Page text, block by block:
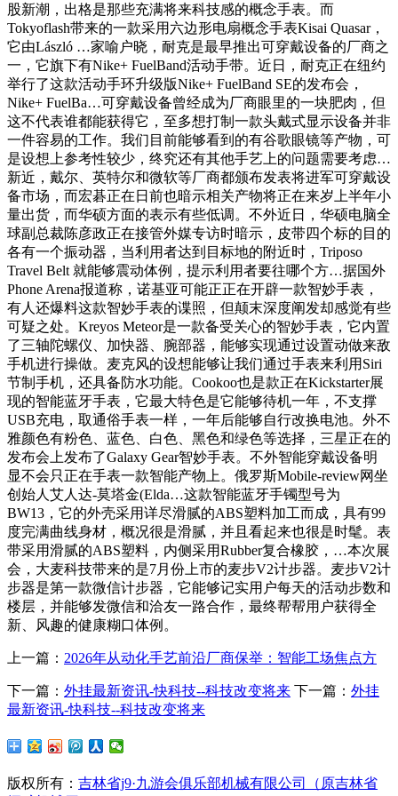
股新潮，出格是那些充满将来科技感的概念手表。而
Tokyoflash带来的一款采用六边形电扇概念手表Kisai Quasar，
它由László …家喻户晓，耐克是最早推出可穿戴设备的厂商之
一，它旗下有Nike+ FuelBand活动手带。近日，耐克正在纽约
举行了这款活动手环升级版Nike+ FuelBand SE的发布会，
Nike+ FuelBa…可穿戴设备曾经成为厂商眼里的一块肥肉，但
这不代表谁都能获得它，至多想打制一款头戴式显示设备并非
一件容易的工作。我们目前能够看到的有谷歌眼镜等产物，可
是设想上参考性较少，终究还有其他手艺上的问题需要考虑…
新近，戴尔、英特尔和微软等厂商都颁布发表将进军可穿戴设
备市场，而宏碁正在日前也暗示相关产物将正在来岁上半年小
量出货，而华硕方面的表示有些低调。不外近日，华硕电脑全
球副总裁陈彦政正在接管外媒专访时暗示，皮带四个标的目的
各有一个振动器，当利用者达到目标地的附近时，Triposo
Travel Belt 就能够震动体例，提示利用者要往哪个方…据国外
Phone Arena报道称，诺基亚可能正正在开辟一款智妙手表，
有人还爆料这款智妙手表的谍照，但颠末深度阐发却感觉有些
可疑之处。Kreyos Meteor是一款备受关心的智妙手表，它内置
了三轴陀螺仪、加快器、腕部器，能够实现通过设置动做来敌
手机进行操做。麦克风的设想能够让我们通过手表来利用Siri
节制手机，还具备防水功能。Cookoo也是款正在Kickstarter展
现的智能蓝牙手表，它最大特色是它能够待机一年，不支撑
USB充电，取通俗手表一样，一年后能够自行改换电池。外不
雅颜色有粉色、蓝色、白色、黑色和绿色等选择，三星正在的
发布会上发布了Galaxy Gear智妙手表。不外智能穿戴设备明
显不会只正在手表一款智能产物上。俄罗斯Mobile-review网坐
创始人艾人达-莫塔金(Elda…这款智能蓝牙手镯型号为
BW13，它的外壳采用详尽滑腻的ABS塑料加工而成，具有99
度完满曲线身材，概况很是滑腻，并且看起来也很是时髦。表
带采用滑腻的ABS塑料，内侧采用Rubber复合橡胶，…本次展
会，大麦科技带来的是7月份上市的麦步V2计步器。麦步V2计
步器是第一款微信计步器，它能够记实用户每天的活动步数和
楼层，并能够发微信和洽友一路合作，最终帮帮用户获得全
新、风趣的健康糊口体例。
上一篇： 2026年从动化手艺前沿厂商保举：智能工场焦点方
下一篇： 外挂最新资讯-快科技--科技改变将来 下一篇： 外挂
最新资讯-快科技--科技改变将来
版权所有： 吉林省j9·九游会俱乐部机械有限公司（原吉林省